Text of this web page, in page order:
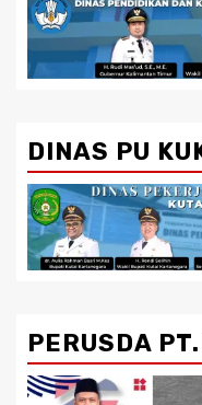
DINAS PU
PERUSDA